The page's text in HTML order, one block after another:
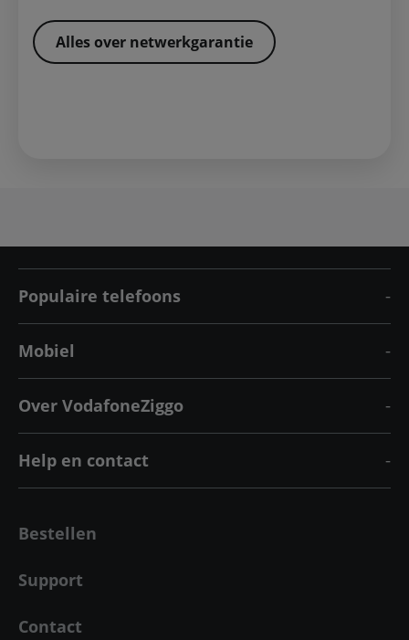
Alles over netwerkgarantie
Populaire telefoons
Mobiel
Over VodafoneZiggo
Help en contact
Bestellen
Support
Contact